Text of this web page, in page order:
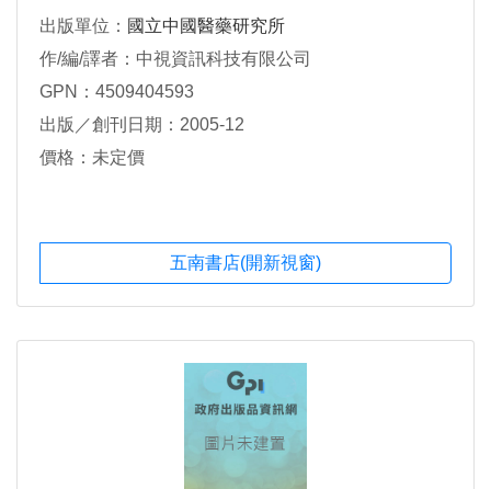
出版單位： 國立中國醫藥研究所
作/編/譯者：中視資訊科技有限公司
GPN：4509404593
出版／創刊日期：2005-12
價格：未定價
五南書店(開新視窗)